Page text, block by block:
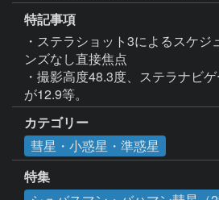
特記事項
・ステラショット3によるスケジ
ンズなし直接焦点
・撮影高度48.3度、ステラナビ
が12.9等。
カテゴリー
彗星・小惑星・準惑星
特集